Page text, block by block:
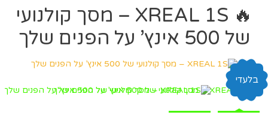
🔥 XREAL 1S – מסך קולנועי
של 500 אינץ’ על הפנים שלך
בלעדי